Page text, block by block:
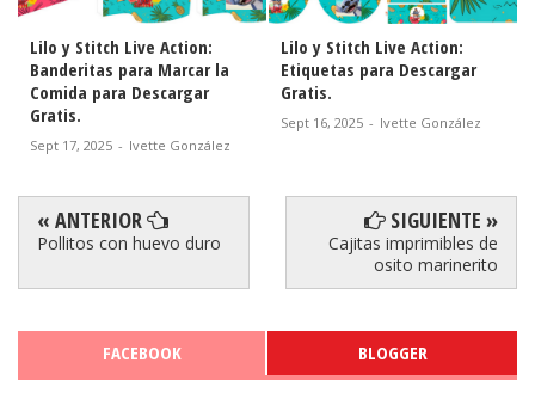
Lilo y Stitch Live Action:
Banderitas para Marcar la
Comida para Descargar
Gratis.
Sept 17, 2025 - Ivette González
Lilo y Stitch Live Action:
Etiquetas para Descargar
Gratis.
Sept 16, 2025 - Ivette González
« ANTERIOR
Pollitos con huevo duro
SIGUIENTE »
Cajitas imprimibles de
osito marinerito
FACEBOOK BLOGGER